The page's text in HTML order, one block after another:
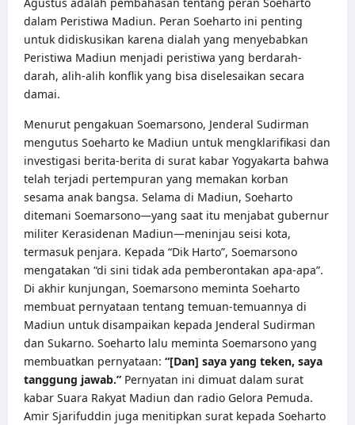
dalam Peristiwa Madiun. Peran Soeharto ini penting
untuk didiskusikan karena dialah yang menyebabkan
Peristiwa Madiun menjadi peristiwa yang berdarah-
darah, alih-alih konflik yang bisa diselesaikan secara
damai.
Menurut pengakuan Soemarsono, Jenderal Sudirman
mengutus Soeharto ke Madiun untuk mengklarifikasi dan
investigasi berita-berita di surat kabar Yogyakarta bahwa
telah terjadi pertempuran yang memakan korban
sesama anak bangsa. Selama di Madiun, Soeharto
ditemani Soemarsono—yang saat itu menjabat gubernur
militer Kerasidenan Madiun—meninjau seisi kota,
termasuk penjara. Kepada “Dik Harto”, Soemarsono
mengatakan “di sini tidak ada pemberontakan apa-apa”.
Di akhir kunjungan, Soemarsono meminta Soeharto
membuat pernyataan tentang temuan-temuannya di
Madiun untuk disampaikan kepada Jenderal Sudirman
dan Sukarno. Soeharto lalu meminta Soemarsono yang
membuatkan pernyataan: “[Dan] saya yang teken, saya
tanggung jawab.” Pernyatan ini dimuat dalam surat
kabar Suara Rakyat Madiun dan radio Gelora Pemuda.
Amir Sjarifuddin juga menitipkan surat kepada Soeharto